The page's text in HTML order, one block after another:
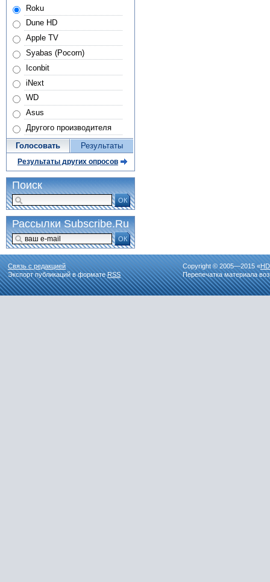
Roku
Dune HD
Apple TV
Syabas (Pocorn)
Iconbit
iNext
WD
Asus
Другого производителя
Голосовать Результаты
Результаты других опросов
Поиск
ОК
Рассылки Subscribe.Ru
ОК
Связь с редакцией
Экспорт публикаций в форматеRSS
Copyright © 2005—2015 «
Перепечатка материала